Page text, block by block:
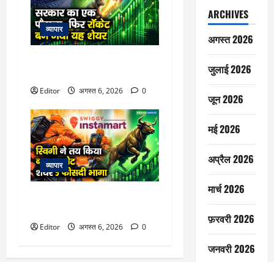
व्यापार
Editor अगस्त 6, 2026 0
व्यापार
Editor अगस्त 6, 2026 0
ARCHIVES
अगस्त 2026
जुलाई 2026
जून 2026
मई 2026
अप्रैल 2026
मार्च 2026
फ़रवरी 2026
जनवरी 2026